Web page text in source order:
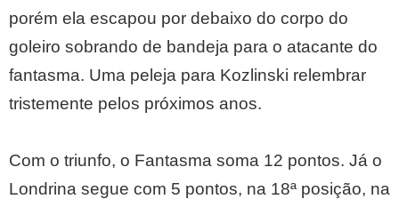
porém ela escapou por debaixo do corpo do
goleiro sobrando de bandeja para o atacante do
fantasma. Uma peleja para Kozlinski relembrar
tristemente pelos próximos anos.
Com o triunfo, o Fantasma soma 12 pontos. Já o
Londrina segue com 5 pontos, na 18ª posição, na